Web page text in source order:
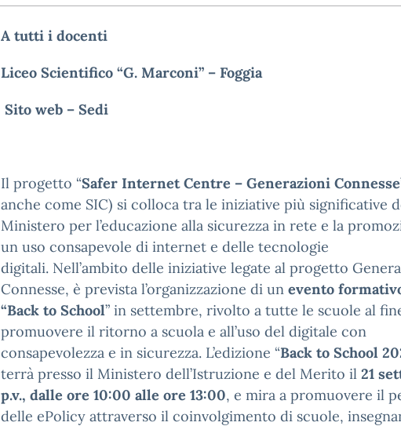
A tutti i docenti
Liceo Scientifico “G. Marconi” – Foggia
Sito web – Sedi
Il progetto “Safer Internet Centre – Generazioni Connesse
anche come SIC) si colloca tra le iniziative più significative
Ministero per l’educazione alla sicurezza in rete e la
un uso consapevole di internet e delle tecnologie
digitali. Nell’ambito delle iniziative legate al progetto
Connesse, è prevista l’organizzazione di un evento
“Back to School” in settembre, rivolto a tutte le scuole al
promuovere il ritorno a scuola e all’uso del digitale con
consapevolezza e in sicurezza. L’edizione “Back to School
terrà presso il Ministero dell’Istruzione e del Merito il 21
p.v., dalle ore 10:00 alle ore 13:00, e mira a promuovere il
delle ePolicy attraverso il coinvolgimento di scuole,